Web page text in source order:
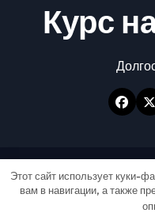
Курс
Авторские
Этот сайт использует куки-
вам в навигации, а также